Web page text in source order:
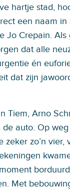
hartje stad,
een naam in
Jo Crepain. Als
dat alle
én
dat zijn
Tiem, Arno
auto. Op
zo’n vier,
Met